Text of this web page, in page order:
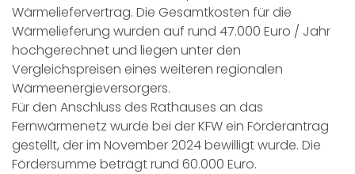
Wärmeliefervertrag. Die Gesamtkosten für die
Wärmelieferung wurden auf rund 47.000 Euro / Jahr
hochgerechnet und liegen unter den
Vergleichspreisen eines weiteren regionalen
Wärmeenergieversorgers.
Für den Anschluss des Rathauses an das
Fernwärmenetz wurde bei der KFW ein Förderantrag
gestellt, der im November 2024 bewilligt wurde. Die
Fördersumme beträgt rund 60.000 Euro.